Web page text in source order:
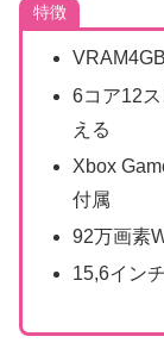
特徴
6コア12
える
Xbox
付属
92万画素
15,6イン